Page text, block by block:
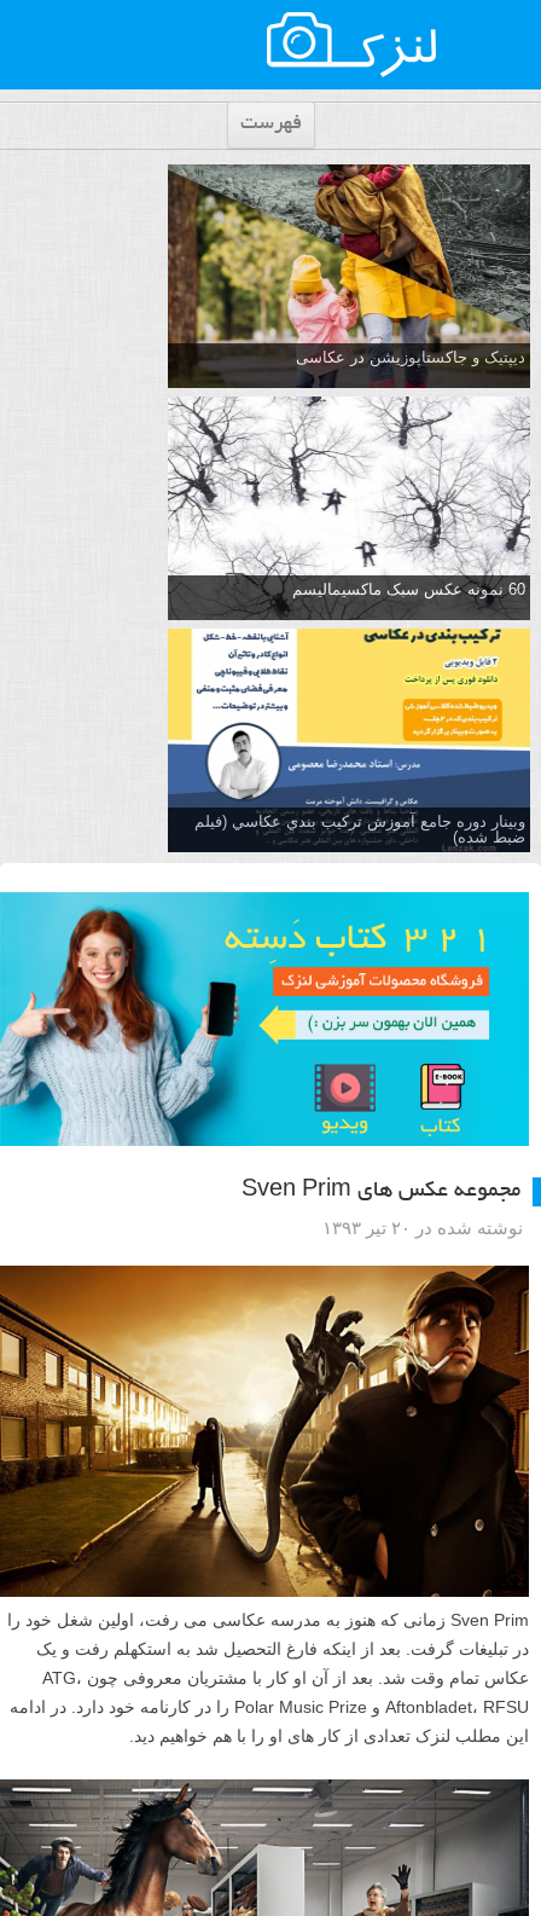
فهرست
دیپتیک و جاکستا‌پوزیشن در عکاسی
60 نمونه عکس سبک ماکسیمالیسم
وبینار دوره جامع آموزش تركيب بندي عكاسي (فیلم
ضبط شده)
مجموعه عکس های Sven Prim
نوشته شده در ۲۰ تیر ۱۳۹۳
Sven Prim زمانی که هنوز به مدرسه عکاسی می رفت، اولین شغل خود را
در تبلیغات گرفت. بعد از اینکه فارغ التحصیل شد به استکهلم رفت و یک
عکاس تمام وقت شد. بعد از آن او کار با مشتریان معروفی چون ATG،
Aftonbladet، RFSU و Polar Music Prize را در کارنامه خود دارد. در ادامه
این مطلب لنزک تعدادی از کار های او را با هم خواهیم دید.